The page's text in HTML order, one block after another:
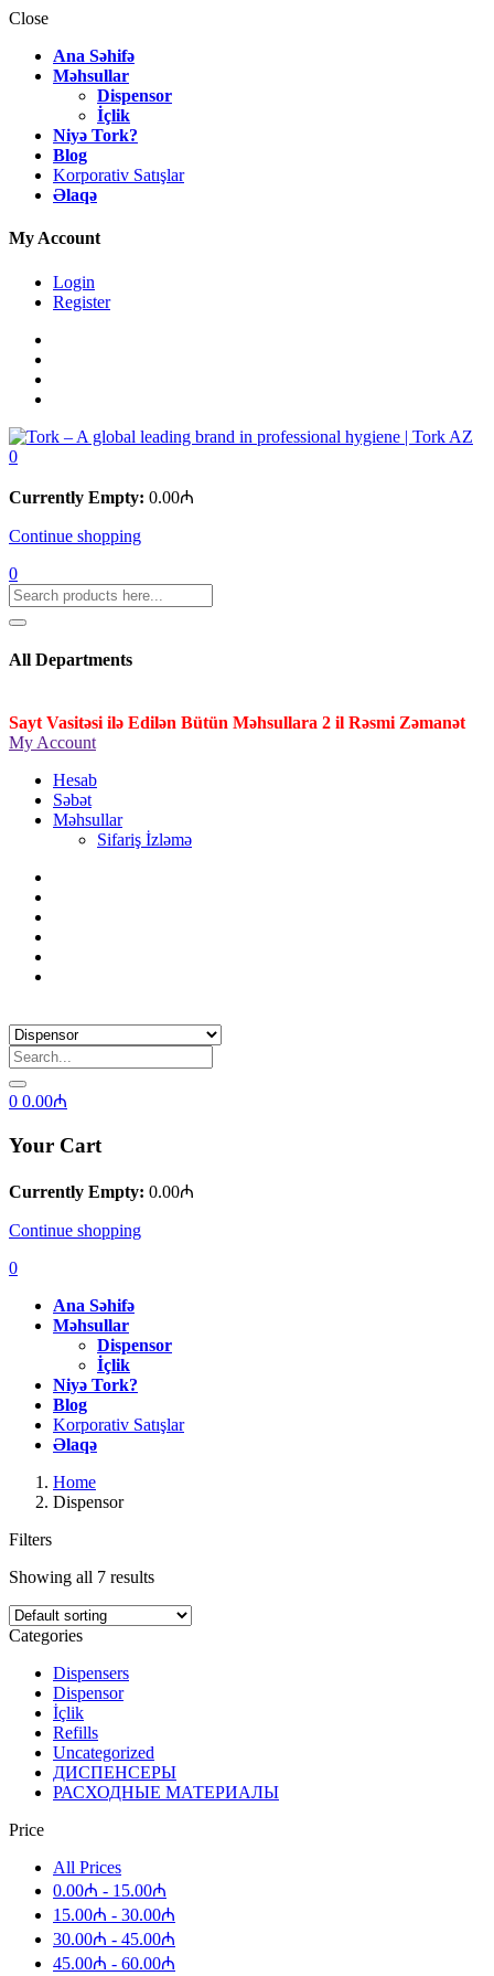
Close
Ana Səhifə
Məhsullar
Dispensor
İçlik
Niyə Tork?
Blog
Korporativ Satışlar
Əlaqə
My Account
Login
Register
0
Currently Empty: 0.00₼
Continue shopping
0
All Departments
Sayt Vasitəsi ilə Edilən Bütün Məhsullara 2 il Rəsmi Zəmanət
My Account
Hesab
Səbət
Məhsullar
Sifariş İzləmə
0 0.00₼
Your Cart
Currently Empty: 0.00₼
Continue shopping
0
Ana Səhifə
Məhsullar
Dispensor
İçlik
Niyə Tork?
Blog
Korporativ Satışlar
Əlaqə
Home
Dispensor
Filters
Showing all 7 results
Categories
Dispensers
Dispensor
İçlik
Refills
Uncategorized
ДИСПЕНСЕРЫ
РАСХОДНЫЕ МАТЕРИАЛЫ
Price
All Prices
0.00₼ - 15.00₼
15.00₼ - 30.00₼
30.00₼ - 45.00₼
45.00₼ - 60.00₼